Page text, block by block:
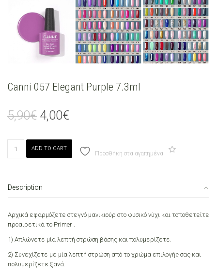
Canni 057 Elegant Purple 7.3ml
5,90€ Original
price
5,90€.
4,00€
4,00€.
057
quantity
ADD TO CART
Προσθήκη στα αγαπημένα
Description
Αρχικά εφαρμόζετε στεγνό μανικιούρ στο φυσικό νύχι και τοποθετείτε
προαιρετικά το Primer .
1) Απλώνετε μία λεπτή στρώση βάσης και πολυμερίζετε.
2) Συνεχίζετε με μία λεπτή στρώση από το χρώμα επιλογής σας και
πολυμερίζετε ξανά.